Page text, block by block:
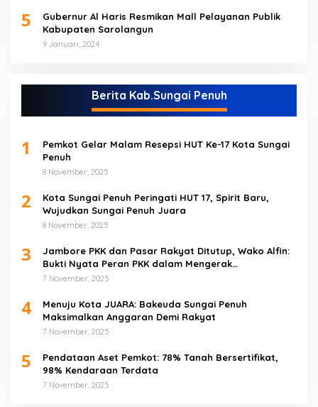
5
Gubernur Al Haris Resmikan Mall Pelayanan Publik
Kabupaten Sarolangun
9 Januari, 2024
Berita Kab.Sungai Penuh
1
Pemkot Gelar Malam Resepsi HUT Ke-17 Kota Sungai
Penuh
8 November, 2025
2
Kota Sungai Penuh Peringati HUT 17, Spirit Baru,
Wujudkan Sungai Penuh Juara
8 November, 2025
3
Jambore PKK dan Pasar Rakyat Ditutup, Wako Alfin:
Bukti Nyata Peran PKK dalam Mengerak
Perekonomian Masyarakat
7 November, 2025
4
Menuju Kota JUARA: Bakeuda Sungai Penuh
Maksimalkan Anggaran Demi Rakyat
7 November, 2025
5
Pendataan Aset Pemkot: 78% Tanah Bersertifikat,
98% Kendaraan Terdata
7 November, 2025